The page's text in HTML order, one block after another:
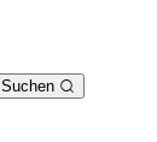
Suchen